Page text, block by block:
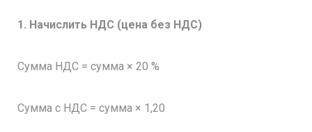
1. Начислить НДС (цена без НДС)
Сумма НДС = сумма × 20 %
Сумма с НДС = сумма × 1,20